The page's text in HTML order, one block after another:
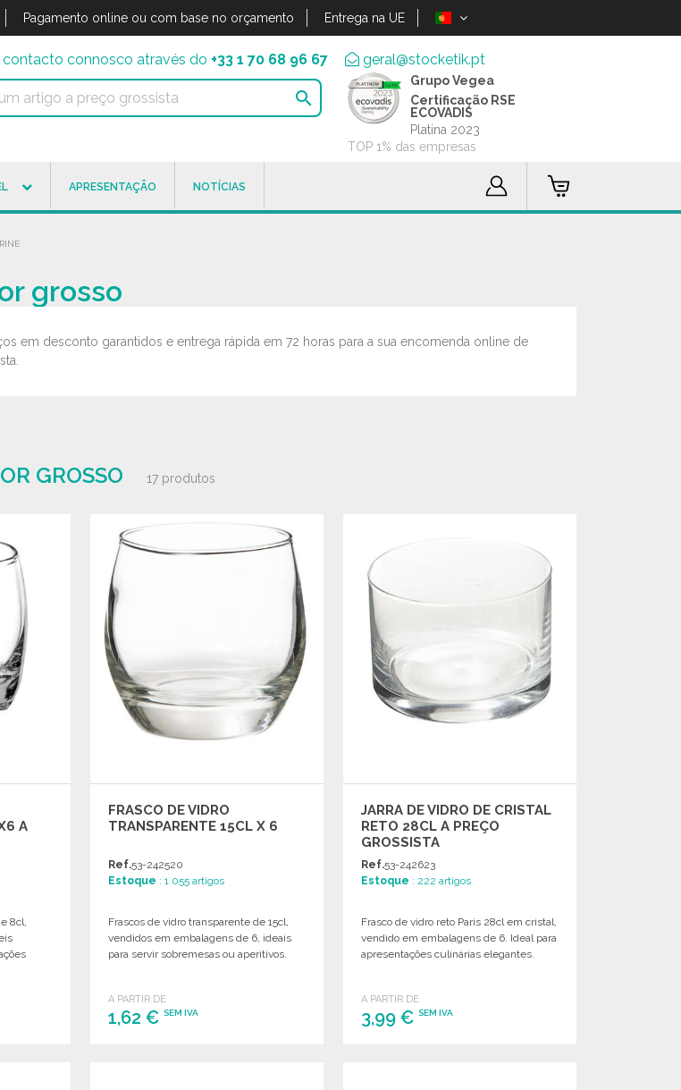
Pagamento online ou com base no orçamento Entrega na UE
contacto connosco através do +33 1 70 68 96 67 geral@stocketik.pt

Grupo Vegea
Certificação RSE
ECOVADIS
Platina 2023
TOP 1% das empresas
APRESENTAÇÃO NOTÍCIAS
grosso
em desconto garantidos e entrega rápida em 72 horas para a sua encomenda online de
GROSSO 17 produtos
A
8cl,
FRASCO DE VIDRO
TRANSPARENTE 15CL X 6
Ref.53-242520
Estoque : 1 055 artigos
Frascos de vidro transparente de 15cl,
vendidos em embalagens de 6, ideais
para servir sobremesas ou aperitivos.
A PARTIR DE
1,62 €SEM IVA
JARRA DE VIDRO DE CRISTAL
RETO 28CL A PREÇO
GROSSISTA
Ref.53-242623
Estoque : 222 artigos
Frasco de vidro reto Paris 28cl em cristal,
vendido em embalagens de 6. Ideal para
apresentações culinárias elegantes.
A PARTIR DE
3,99 €SEM IVA